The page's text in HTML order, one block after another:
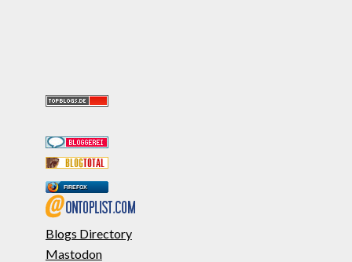
FIREFOX
Blogs Directory
Mastodon